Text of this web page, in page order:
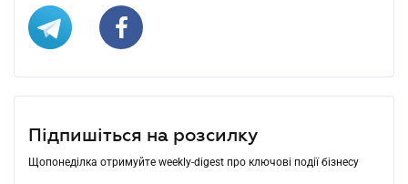
Підпишіться на розсилку
Щопонеділка отримуйте weekly-digest про ключові події бізнесу